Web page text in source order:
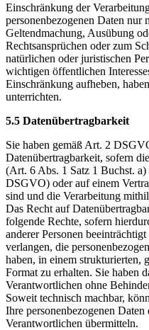
Einschränkung der
personenbezogenen Daten
Geltendmachung, Ausübung
Rechtsansprüchen oder zum
natürlichen oder juristischen
wichtigen öffentlichen
Einschränkung aufheben,
unterrichten.
5.5 Datenübertragbarkeit
Sie haben gemäß Art. 2
Datenübertragbarkeit, sofern
(Art. 6 Abs. 1 Satz 1 Buchst.
DSGVO) oder auf einem
sind und die Verarbeitung
Das Recht auf
folgende Rechte, sofern
anderer Personen
verlangen, die
haben, in einem strukturierten,
Format zu erhalten. Sie haben
Verantwortlichen ohne
Soweit technisch machbar,
Ihre personenbezogenen Daten
Verantwortlichen übermitteln.